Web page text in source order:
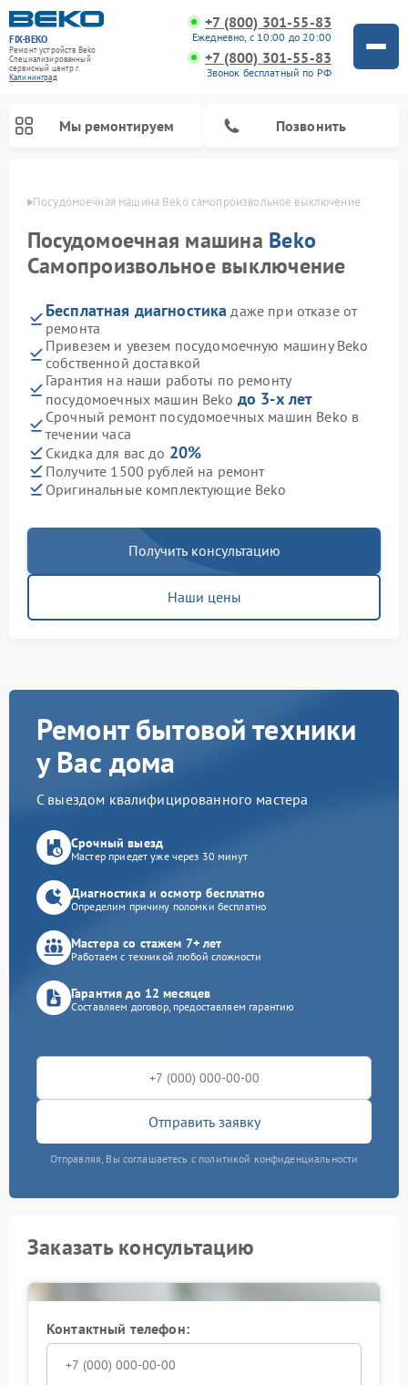
FIX-BEKO
Ремонт устройств Beko
Специализированный
cервисный центр г.
Калининград
+7 (800) 301-55-83
Ежедневно, с 10:00 до 20:00
+7 (800) 301-55-83
Звонок бесплатный по РФ
Мы ремонтируем Позвонить
Посудомоечная машина Beko самопроизвольное выключение
Посудомоечная машина Beko
Самопроизвольное выключение
Бесплатная диагностика даже при отказе от
ремонта
Привезем и увезем посудомоечную машину Beko
собственной доставкой
Гарантия на наши работы по ремонту
посудомоечных машин Beko до 3-х лет
Срочный ремонт посудомоечных машин Beko в
течении часа
Скидка для вас до 20%
Получите 1500 рублей на ремонт
Оригинальные комплектующие Beko
Получить консультацию
Наши цены
Ремонт бытовой техники
у Вас дома
С выездом квалифицированного мастера
Срочный выезд
Мастер приедет уже через 30 минут
Диагностика и осмотр бесплатно
Определим причину поломки бесплатно
Мастера со стажем 7+ лет
Работаем с техникой любой сложности
Гарантия до 12 месяцев
Составляем договор, предоставляем гарантию
Отправить заявку
Отправляя, Вы соглашаетесь с политикой конфиденциальности
Заказать консультацию
Контактный телефон: